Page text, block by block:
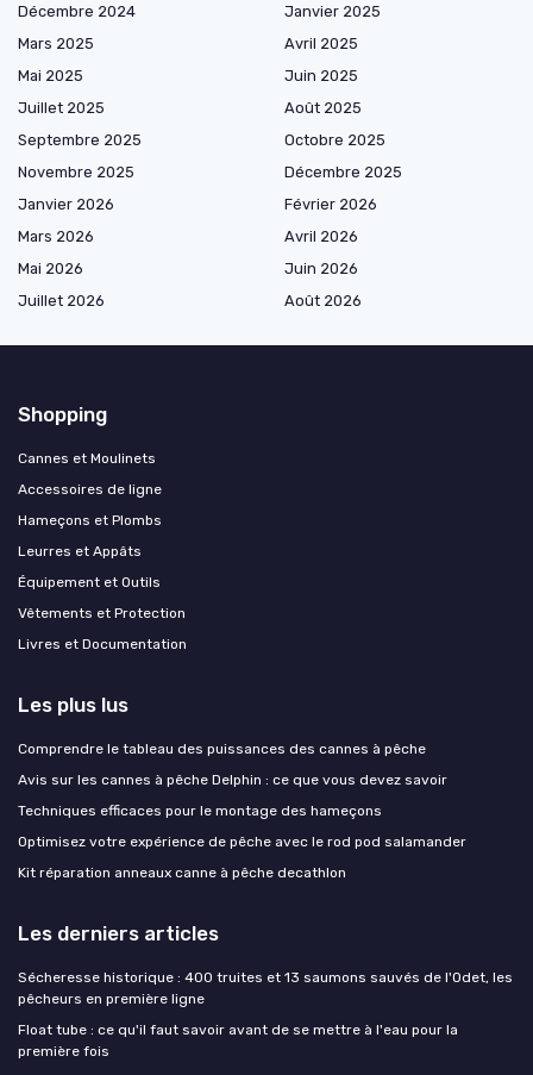
Décembre 2024
Janvier 2025
Mars 2025
Avril 2025
Mai 2025
Juin 2025
Juillet 2025
Août 2025
Septembre 2025
Octobre 2025
Novembre 2025
Décembre 2025
Janvier 2026
Février 2026
Mars 2026
Avril 2026
Mai 2026
Juin 2026
Juillet 2026
Août 2026
Shopping
Cannes et Moulinets
Accessoires de ligne
Hameçons et Plombs
Leurres et Appâts
Équipement et Outils
Vêtements et Protection
Livres et Documentation
Les plus lus
Comprendre le tableau des puissances des cannes à pêche
Avis sur les cannes à pêche Delphin : ce que vous devez savoir
Techniques efficaces pour le montage des hameçons
Optimisez votre expérience de pêche avec le rod pod salamander
Kit réparation anneaux canne à pêche decathlon
Les derniers articles
Sécheresse historique : 400 truites et 13 saumons sauvés de l'Odet, les
pêcheurs en première ligne
Float tube : ce qu'il faut savoir avant de se mettre à l'eau pour la
première fois